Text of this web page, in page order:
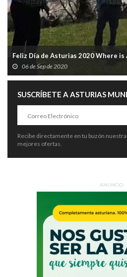
Feliz Día de Asturias 2020 Where is
06 de Sep de 2020
SUSCRÍBETE A ASTURIAS
Recibe directamente en tu buzón
mejores ofertas.
ANUNCIO